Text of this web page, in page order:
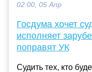
02:00, 05 Апр
Госдума хочет
исполняет
поправят УК
Судить тех, кто